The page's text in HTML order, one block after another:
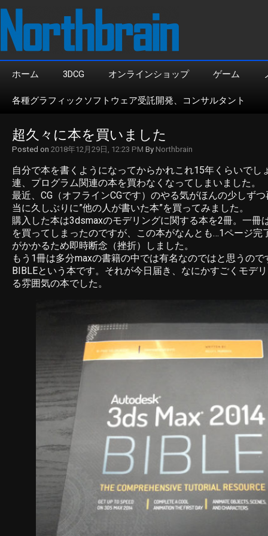
ホーム 3DCG オンラインショップ ゲーム
各種グラフィックソフトウェア受託開発、コンサルタント
超久々に本を買いました
Posted on 2018年12月29日, 12:23 PM By Northbrain
自分で本を書くようになってからかれこれ15年くらいでし
連、プログラム関連の本を買わなくなってしまいました。
最近、CG（オフラインCGです）のやる気がほんの少しず
当に久しぶりに”他の人が書いた本”を買ってみました。
購入した本は3dsmaxのモデリングに関する本を2冊。一冊
を買ってしまったのですが、この本がなんとも…1ページ完
がかかるため即時断念（挫折）しました。
もう1冊は多分maxの書籍の中では有名なのではと思うの
BIBLEという本です。それが今日届き、なにかすごくモデ
る雰囲気の本でした。